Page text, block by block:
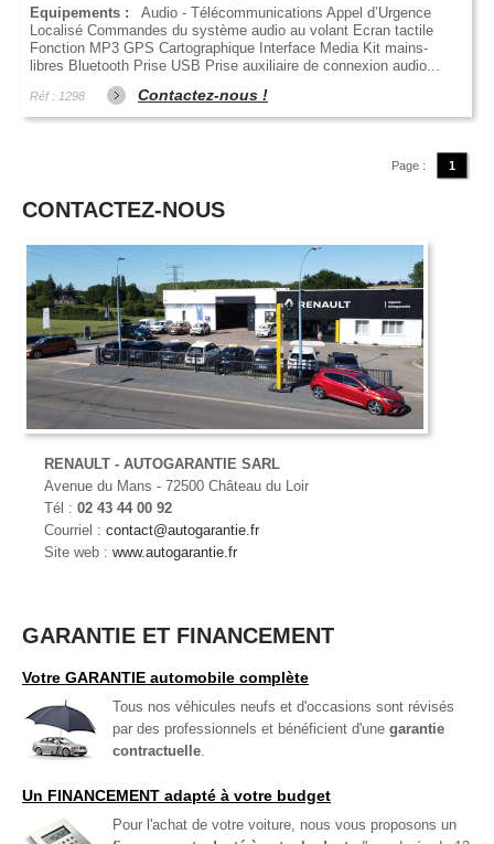
Equipements :
Audio - Télécommunications Appel d’Urgence
Localisé Commandes du système audio au volant Ecran tactile
Fonction MP3 GPS Cartographique Interface Media Kit mains-
libres Bluetooth Prise USB Prise auxiliaire de connexion audio...
Réf : 1298 Contactez-nous !
Page : 1
CONTACTEZ-NOUS
RENAULT - AUTOGARANTIE SARL
Avenue du Mans - 72500 Château du Loir
Tél : 02 43 44 00 92
Courriel : contact@autogarantie.fr
Site web : www.autogarantie.fr
GARANTIE ET FINANCEMENT
Votre GARANTIE automobile complète
Tous nos véhicules neufs et d'occasions sont révisés
par des professionnels et bénéficient d'une garantie
contractuelle
Un FINANCEMENT adapté à votre budget
Pour l'achat de votre voiture, nous vous proposons un